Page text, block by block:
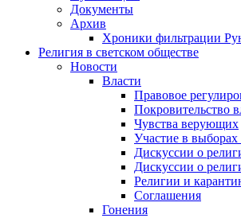
Документы
Архив
Хроники фильтрации
Религия в светском обществе
Новости
Власти
Правовое
Покровительство
Чувства верующих
Участие в
Дискуссии о
Дискуссии о
Религии и
Соглашения
Гонения